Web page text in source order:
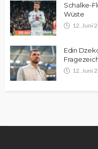
Schalke-
Wüste
12. Juni
Edin
12. Juni